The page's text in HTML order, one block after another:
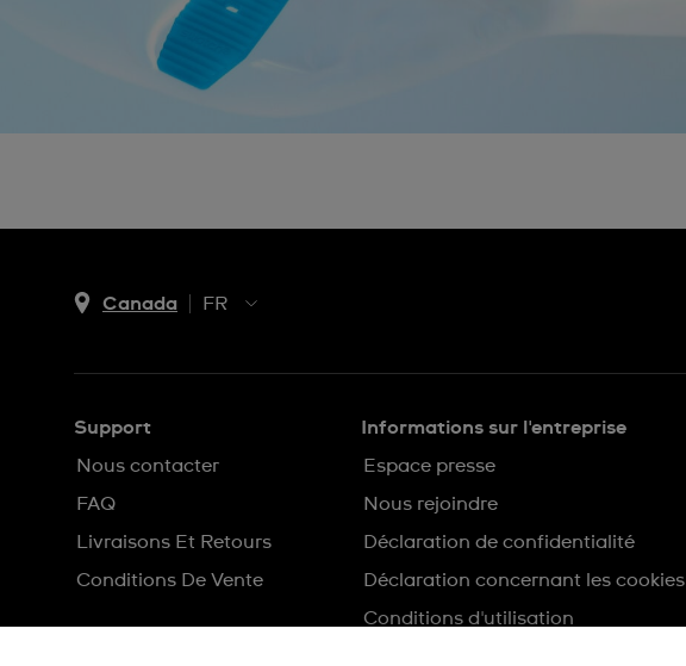
Canada
FR
FR
Support
Nous contacter
FAQ
Livraisons Et Retours
Conditions De Vente
Informations sur l'entreprise
Espace presse
Nous rejoindre
Déclaration de confidentialité
Déclaration concernant les cookies
Conditions d'utilisation